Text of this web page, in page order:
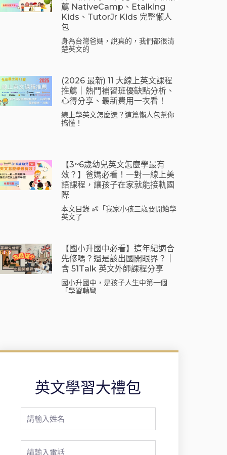
薦 NativeCamp、Etalking
Kids、tutorJr Kids 完整懶人
包
身為台灣爸媽，說真的，我們都很清
楚英文的
(2026 最新) 11 大線上英文課程
推薦｜熱門補習班優缺點分析、
心得分享、最新費用一次看！
線上學英文怎麼選？這篇懶人包幫你
搞懂！
【3~6歲幼兒英文怎麼學最有
效？】爸媽必看！一對一線上美
語課程，讓孩子在家就能接軌國
際
本文目錄 👶「我家小孩三歲要開始學
英文了
【國小升國中必看】這年紀適合
先修嗎？還是該出國開眼界？｜
含 51Talk 英文外師課程分享
國小升國中，是孩子人生中第一個
「學習轉彎
英文學習大禮包
Full
Name
Phone